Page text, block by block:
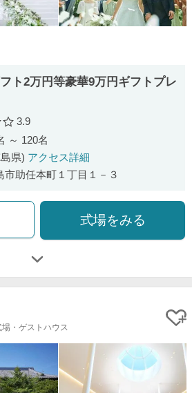
ト2万円等豪華9万円ギフトプレ
口コミ評価
3.9
～ 120名
県) アクセス詳細
市助任本町１丁目１－３
式場をみる
場・ゲストハウス